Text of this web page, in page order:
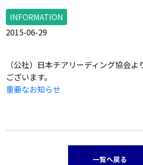
INFORMATION
2015-06-29
（公社）日本チアリーディング協会
ございます。
重要なお知らせ
一覧へ戻る